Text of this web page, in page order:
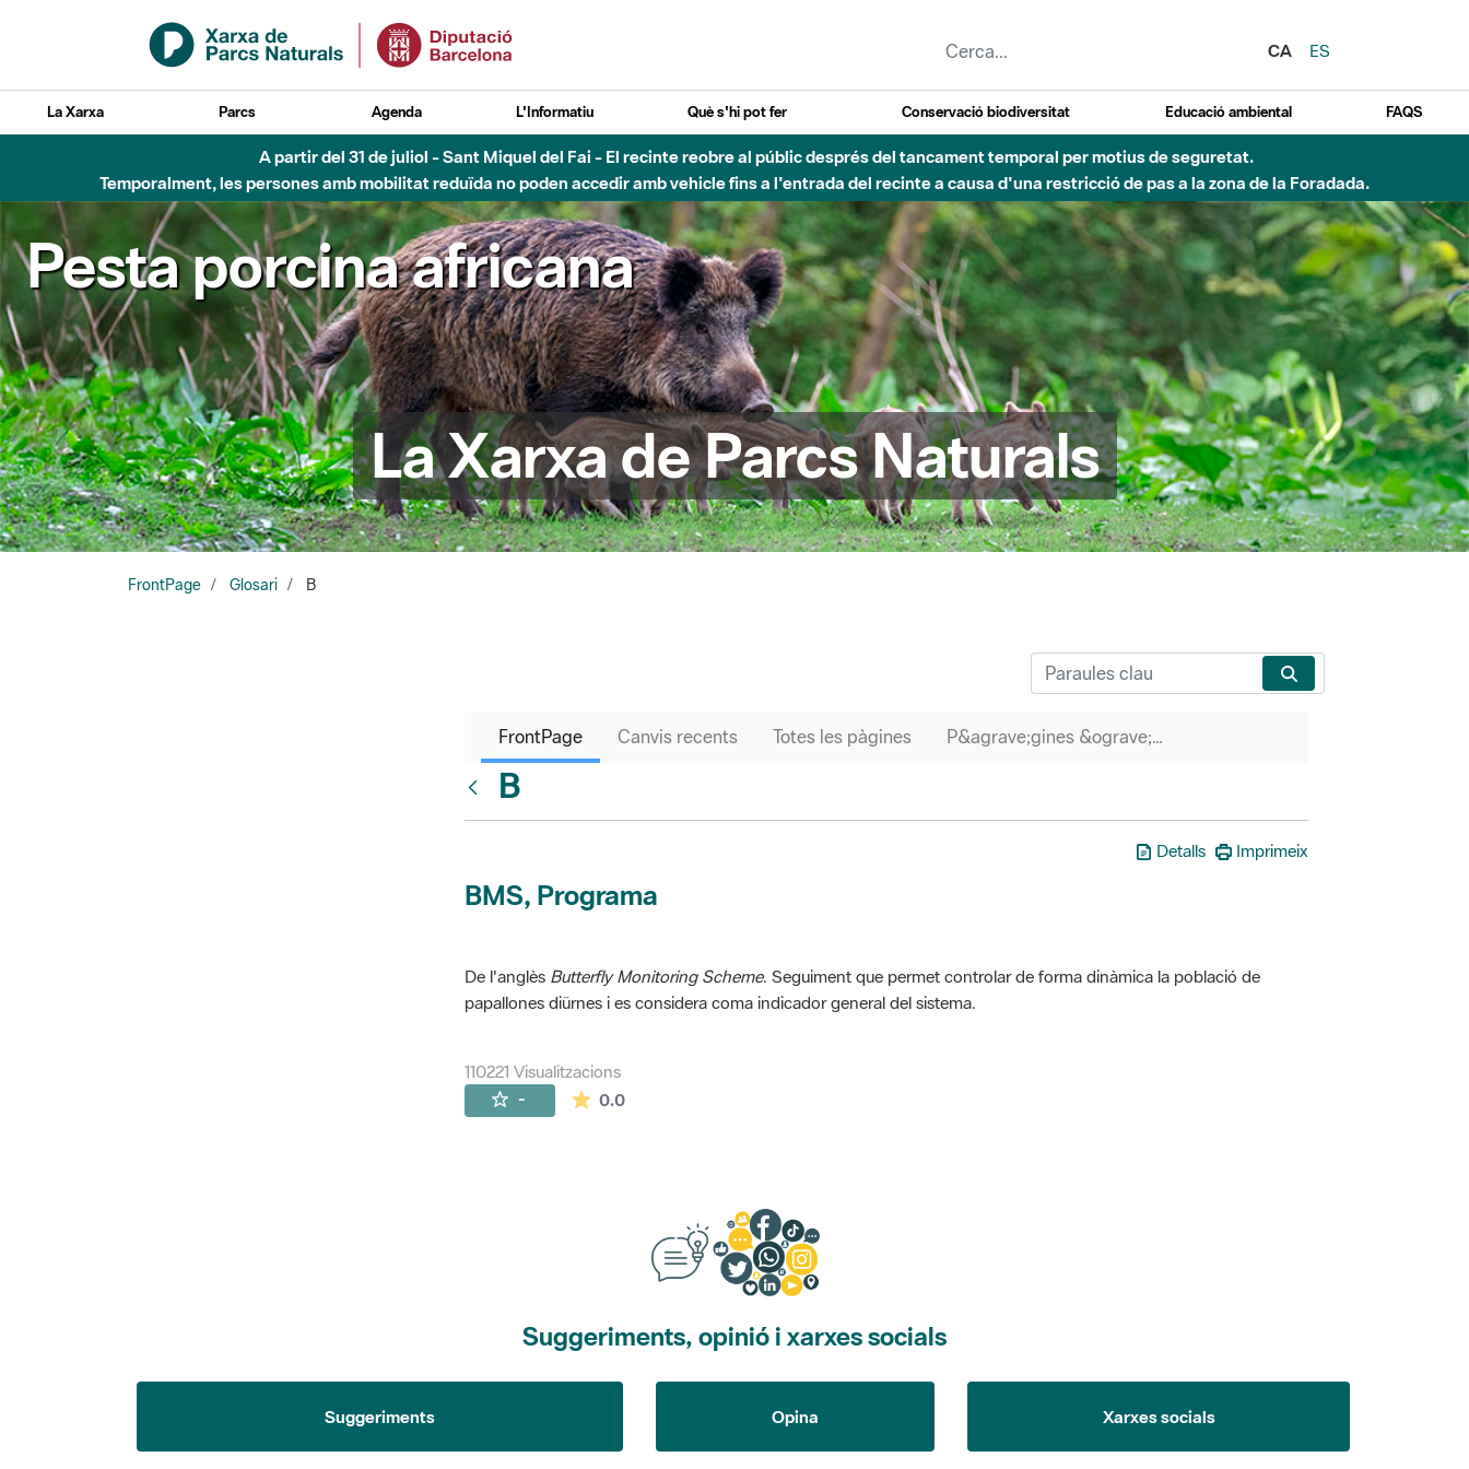
Salta al contingut principal
CA
ES
La Xarxa Parcs Agenda L'Informatiu Què s'hi pot fer Conservació biodiversitat Educació ambiental FAQS
A partir del 31 de juliol - Sant Miquel del Fai - El recinte reobre al públic després del tancament temporal per motius de seguretat.
Temporalment, les persones amb mobilitat reduïda no poden accedir amb vehicle fins a l'entrada del recinte a causa d'una restricció de pas a la zona de la Foradada.
Pesta porcina africana
La Xarxa de Parcs Naturals
FrontPage Glosari B
FrontPage Canvis recents Totes les pàgines P&agrave;gines &ograve;rfenes
B
Detalls Imprimeix
BMS, Programa
De l'anglès Butterfly Monitoring Scheme. Seguiment que permet controlar de forma dinàmica la població de
papallones diürnes i es considera coma indicador general del sistema.
110221 Visualitzacions
- 0.0La mitjana de les valoracions és de 0 estrelles de 5.
Suggeriments, opinió i xarxes socials
Suggeriments Opina Xarxes socials